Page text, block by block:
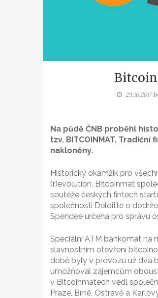
Bitcoin
29.10.2017
Na půdě ČNB proběhl
tzv. BITCOINMAT.
nakloněny.
Historický okamžik pro
(r)evolution. Bitcoinmat
soutěže českých fintech
společnosti Deloitte o
Spendee určena pro správu
Speciální ATM bankomat na
slavnostním otevření
době byly v provozu už dva
umožňoval zájemcům
v Bitcoinmatech vedl
Praze, Brně, Ostravě a